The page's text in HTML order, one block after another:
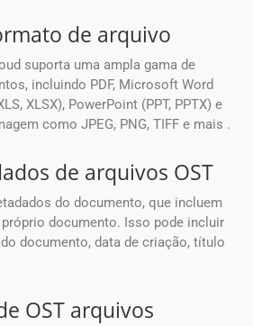
de arquivo
suporta uma ampla gama de
incluindo PDF, Microsoft Word
XLSX), PowerPoint (PPT, PPTX) e
como JPEG, PNG, TIFF e mais .
de arquivos OST
do documento, que incluem
documento. Isso pode incluir
documento, data de criação, título
OST arquivos